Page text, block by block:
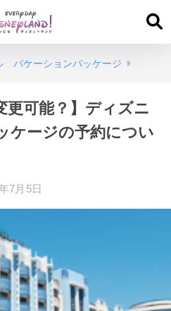
バケーションパッケージ
更可能？】ディズニ
ケージの予約につい
7月5日